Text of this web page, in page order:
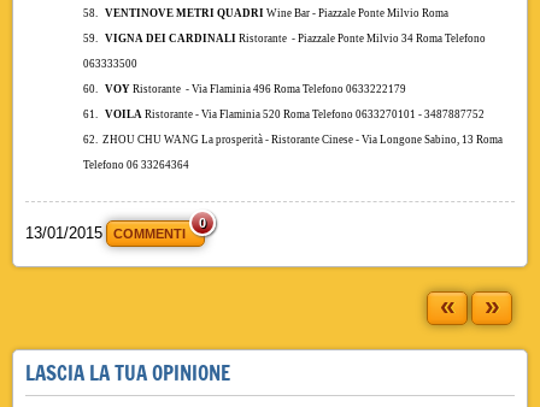
58. VENTINOVE METRI QUADRI Wine Bar - Piazzale Ponte Milvio Roma
59. VIGNA DEI CARDINALI Ristorante - Piazzale Ponte Milvio 34 Roma Telefono
063333500
60. VOY Ristorante - Via Flaminia 496 Roma Telefono 0633222179
61. VOILA Ristorante - Via Flaminia 520 Roma Telefono 0633270101 - 3487887752
62. ZHOU CHU WANG La prosperità - Ristorante Cinese - Via Longone Sabino, 13 Roma
Telefono 06 33264364
13/01/2015 COMMENTI
0
« »
LASCIA LA TUA OPINIONE